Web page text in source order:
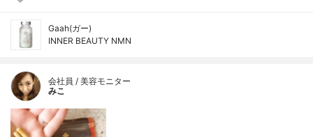
Gaah(ガー)
INNER BEAUTY NMN
会社員 / 美容モニター
みこ